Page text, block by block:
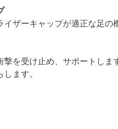
ザーキャップが適正な足の
を受け止め、サポートしま
ます。